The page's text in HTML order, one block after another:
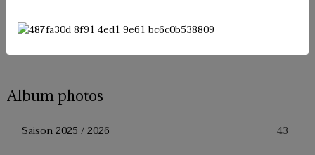
Facebook
Album photos
Saison 2025 / 2026 43